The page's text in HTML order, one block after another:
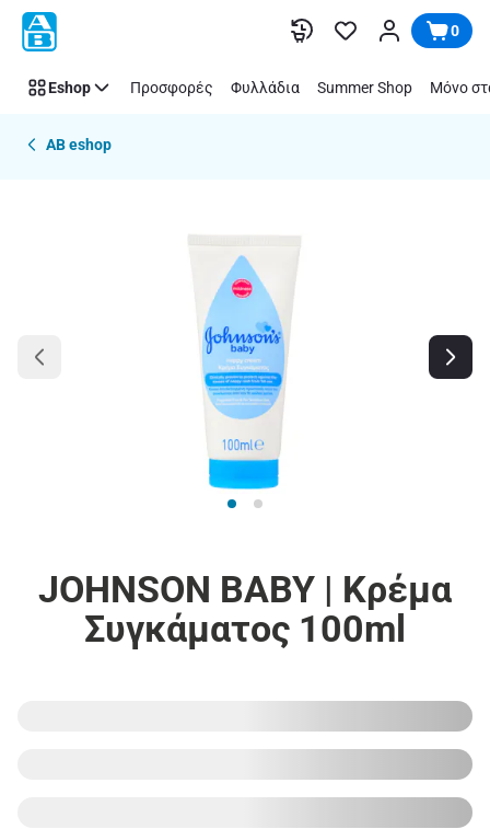
Παράλειψη 0
Eshop Προσφορές Φυλλάδια Summer Shop Μόνο
AB eshop
JOHNSON BABY | Κρέμα
Συγκάματος 100ml